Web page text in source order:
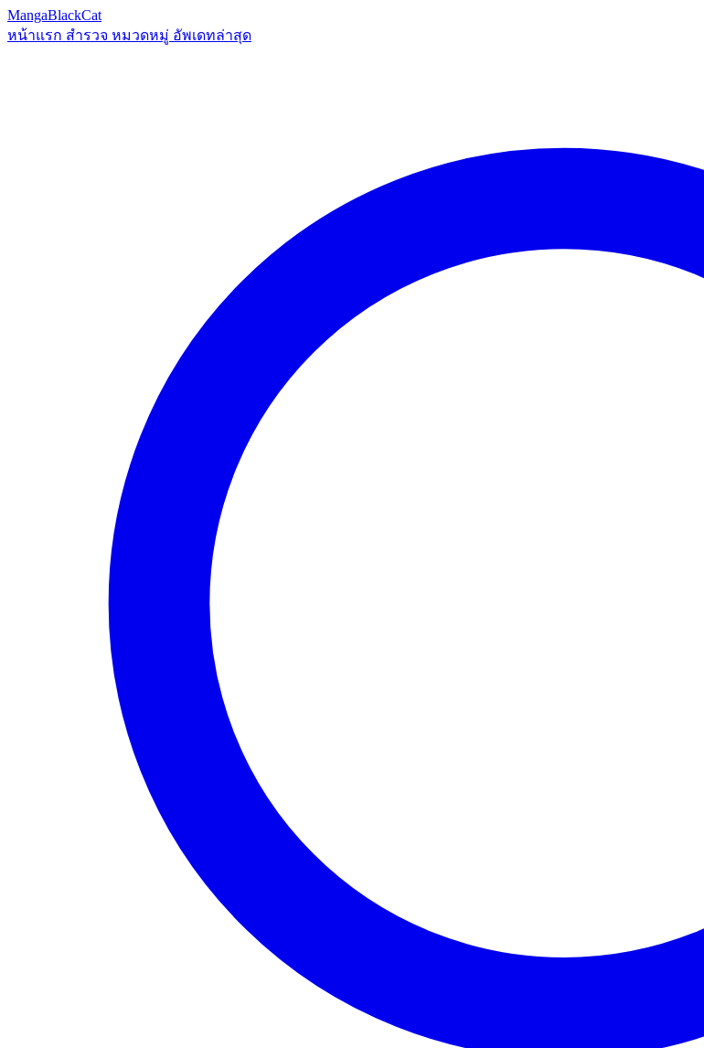
MangaBlackCat
หน้าแรก สำรวจ หมวดหมู่ อัพเดทล่าสุด